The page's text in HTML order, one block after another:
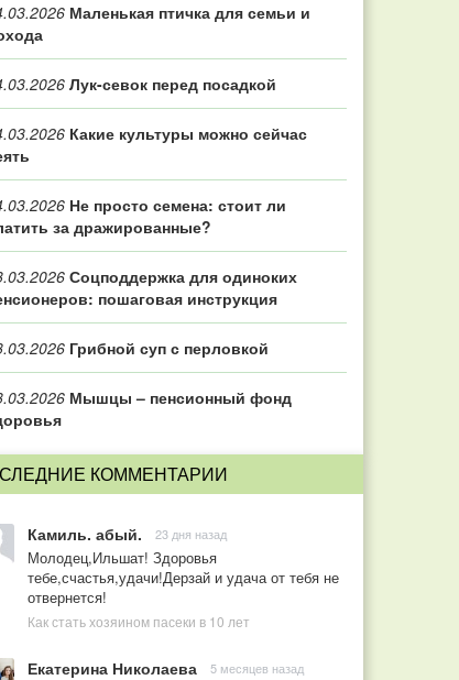
Маленькая птичка для семьи и
Лук-севок перед посадкой
Какие культуры можно сейчас
Не просто семена: стоит ли
за дражированные?
Соцподдержка для одиноких
пошаговая инструкция
Грибной суп с перловкой
Мышцы – пенсионный фонд
КОММЕНТАРИИ
Камиль. абый. 23 дня назад
Молодец,Ильшат! Здоровья
тебе,счастья,удачи!Дерзай и удача от тебя не
отвернется!
Как стать хозяином пасеки в 10 лет
Екатерина Николаева 5 месяцев назад